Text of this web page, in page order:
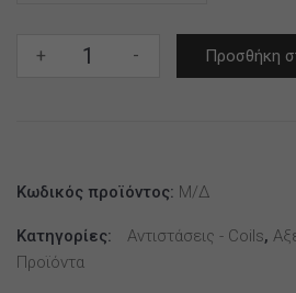
+
Oxva
SS
ποσότητα
- Προσθήκη
Κωδικός προϊόντος: Μ/Δ
Κατηγορίες: Αντιστάσεις - Coils,
Προϊόντα